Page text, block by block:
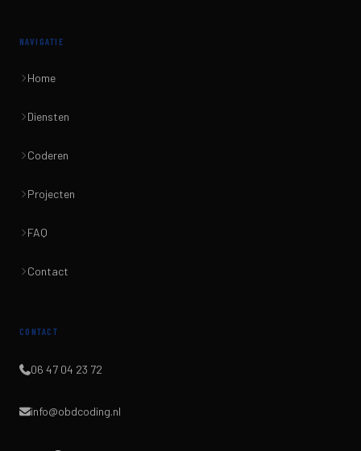
NAVIGATIE
Home
Diensten
Coderen
Projecten
FAQ
Contact
CONTACT
06 47 04 23 72
info@obdcoding.nl